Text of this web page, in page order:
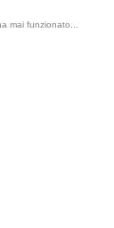
mai funzionato...